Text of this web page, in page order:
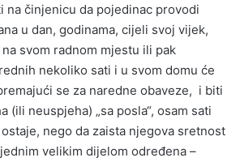
na činjenicu da pojedinac provodi
u dan, godinama, cijeli svoj vijek,
svom radnom mjestu ili pak
nekoliko sati i u svom domu će
se za naredne obaveze, i biti
(ili neuspjeha) „sa posla“, osam sati
nego da zaista njegova sretnost
velikim dijelom određena –